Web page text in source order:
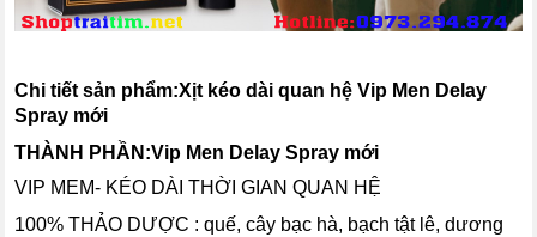
Chi tiết sản phẩm:Xịt kéo dài quan hệ Vip Men Delay
Spray mới
THÀNH PHẦN:Vip Men Delay Spray mới
VIP MEM- KÉO DÀI THỜI GIAN QUAN HỆ
100% THẢO DƯỢC : quế, cây bạc hà, bạch tật lê, dương